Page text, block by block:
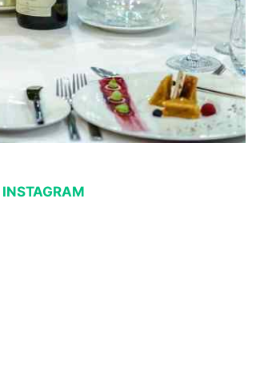
INSTAGRAM